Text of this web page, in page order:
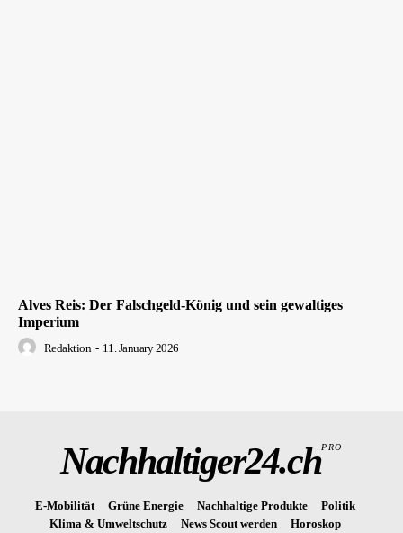
Alves Reis: Der Falschgeld-König und sein gewaltiges
Imperium
Redaktion - 11. January 2026
Nachhaltiger24.chPRO
E-Mobilität Grüne Energie Nachhaltige Produkte
Politik
Klima & Umweltschutz
News Scout werden
Horoskop